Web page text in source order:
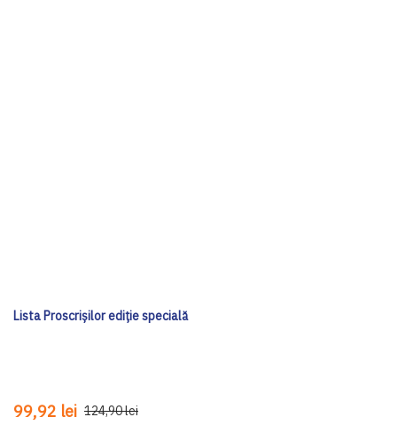
Lista Proscrișilor ediţie specială
99,92 lei 124,90 lei